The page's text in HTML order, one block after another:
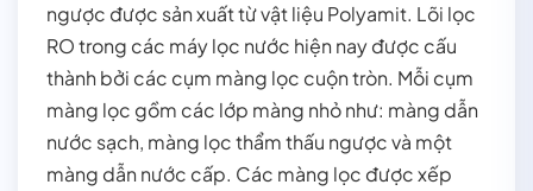
ngược được sản xuất từ vật liệu Polyamit. Lõi lọc
RO trong các máy lọc nước hiện nay được cấu
thành bởi các cụm màng lọc cuộn tròn. Mỗi cụm
màng lọc gồm các lớp màng nhỏ như: màng dẫn
nước sạch, màng lọc thẩm thấu ngược và một
màng dẫn nước cấp. Các màng lọc được xếp